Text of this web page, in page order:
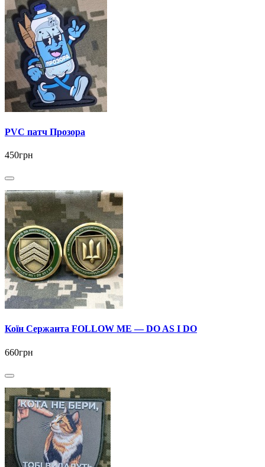
PVC патч Прозора
450грн
Коїн Сержанта FOLLOW ME — DO AS I DO
660грн